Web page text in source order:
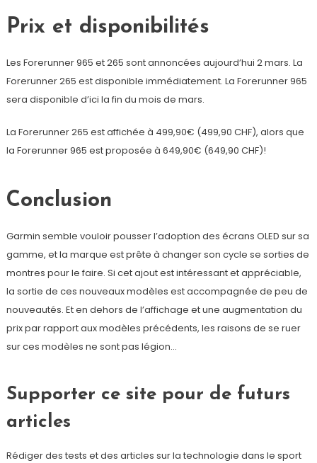
Prix et disponibilités
Les Forerunner 965 et 265 sont annoncées aujourd’hui 2 mars. La
Forerunner 265 est disponible immédiatement. La Forerunner 965
sera disponible d’ici la fin du mois de mars.
La Forerunner 265 est affichée à 499,90€ (499,90 CHF), alors que
la Forerunner 965 est proposée à 649,90€ (649,90 CHF)!
Conclusion
Garmin semble vouloir pousser l’adoption des écrans OLED sur sa
gamme, et la marque est prête à changer son cycle se sorties de
montres pour le faire. Si cet ajout est intéressant et appréciable,
la sortie de ces nouveaux modèles est accompagnée de peu de
nouveautés. Et en dehors de l’affichage et une augmentation du
prix par rapport aux modèles précédents, les raisons de se ruer
sur ces modèles ne sont pas légion…
Supporter ce site pour de futurs
articles
Rédiger des tests et des articles sur la technologie dans le sport